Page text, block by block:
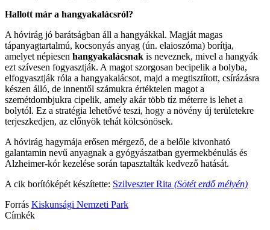
Hallott már a hangyakalácsról?
A hóvirág jó barátságban áll a hangyákkal. Magját magas
tápanyagtartalmú, kocsonyás anyag (ún. elaioszóma) borítja,
amelyet népiesen hangyakalácsnak is neveznek, mivel a hangyák
ezt szívesen fogyasztják. A magot szorgosan becipelik a bolyba,
elfogyasztják róla a hangyakalácsot, majd a megtisztított, csírázásra
készen álló, de innentől számukra értéktelen magot a
szemétdombjukra cipelik, amely akár több tíz méterre is lehet a
bolytól. Ez a stratégia lehetővé teszi, hogy a növény új területekre
terjeszkedjen, az előnyök tehát kölcsönösek.
A hóvirág hagymája erősen mérgező, de a belőle kivonható
galantamin nevű anyagnak a gyógyászatban gyermekbénulás és
Alzheimer-kór kezelése során tapasztalták kedvező hatását.
A cik borítóképét készítette: Szilveszter Rita (Sötét erdő mélyén)
Forrás Kiskunsági Nemzeti Park
Címkék